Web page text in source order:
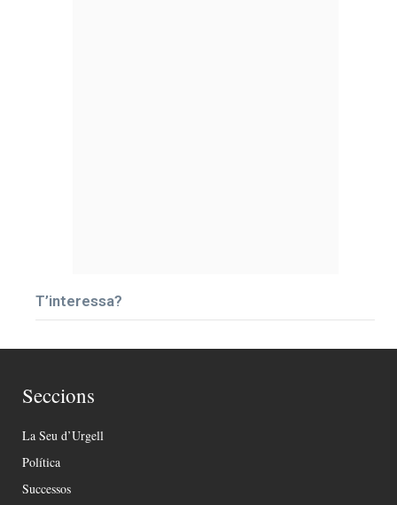
T’interessa?
Seccions
La Seu d’Urgell
Política
Successos